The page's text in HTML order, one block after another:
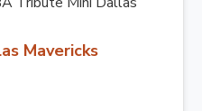
Mavericks